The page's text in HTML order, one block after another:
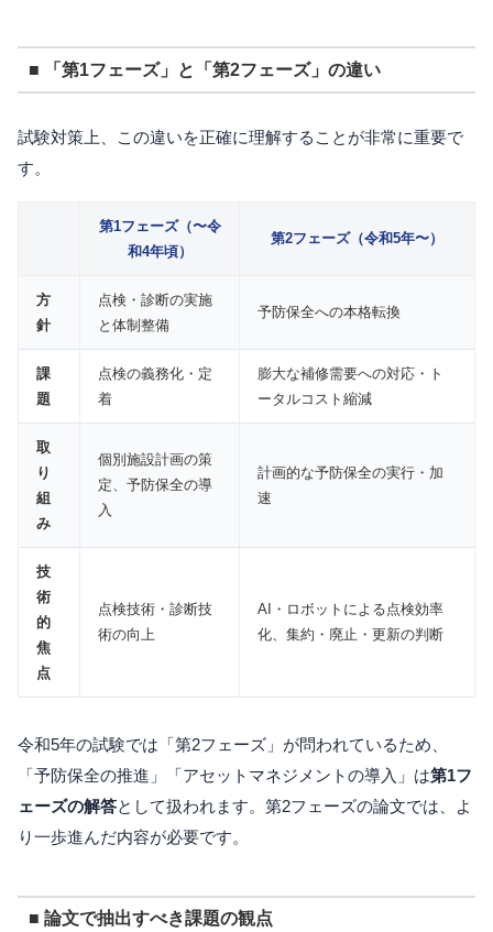
■ 「第1フェーズ」と「第2フェーズ」の違い
試験対策上、この違いを正確に理解することが非常に重要で
す。
第1フェーズ（〜令
和4年頃）
第2フェーズ（令和5年〜）
方
針
点検・診断の実施
と体制整備
予防保全への本格転換
課
題
点検の義務化・定
着
膨大な補修需要への対応・ト
ータルコスト縮減
取
り
組
み
個別施設計画の策
定、予防保全の導
入
計画的な予防保全の実行・加
速
技
術
的
焦
点
点検技術・診断技
術の向上
AI・ロボットによる点検効率
化、集約・廃止・更新の判断
令和5年の試験では「第2フェーズ」が問われているため、
「予防保全の推進」「アセットマネジメントの導入」は第1フ
ェーズの解答として扱われます。第2フェーズの論文では、よ
り一歩進んだ内容が必要です。
■ 論文で抽出すべき課題の観点